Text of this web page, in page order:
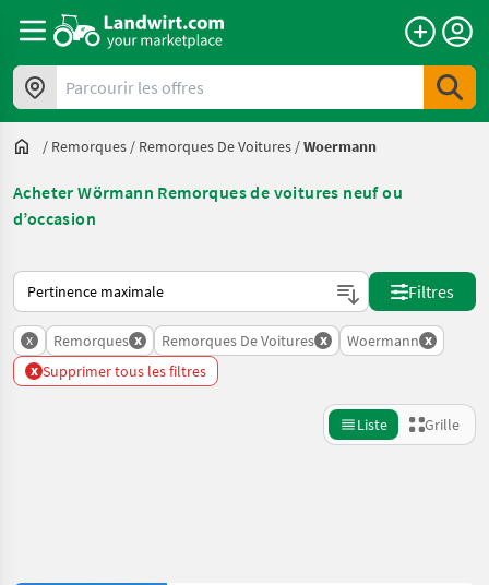
Parcourir les offres
/ Remorques / Remorques De Voitures /Woermann
Acheter Wörmann Remorques de voitures neuf ou
d’occasion
Voici comment les annonces sont triées sur Landwirt.com
Filtres
x Remorques x Remorques De Voitures x Woermann x
x Supprimer tous les filtres
Liste Grille